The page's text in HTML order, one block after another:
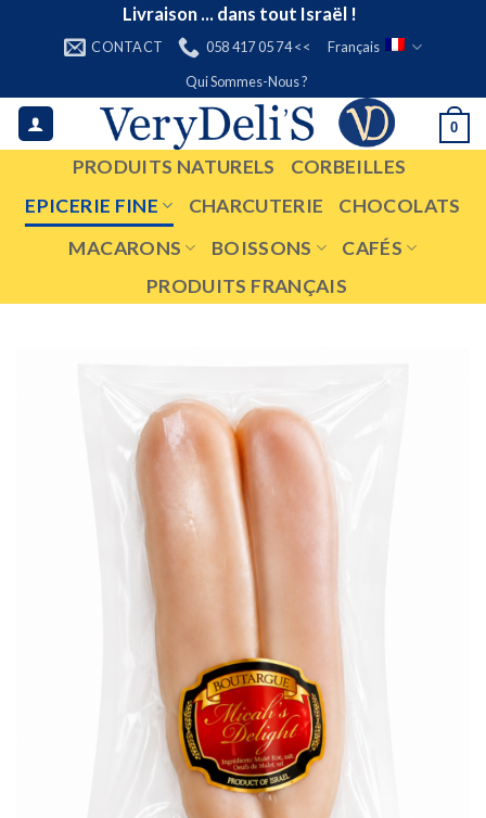
Livraison ... dans tout Israël !
CONTACT 058 417 05 74 <<
Français
Qui Sommes-Nous ?
0
PRODUITS NATURELS
CORBEILLES
EPICERIE FINE
CHARCUTERIE
CHOCOLATS
MACARONS
BOISSONS
CAFÉS
PRODUITS FRANÇAIS